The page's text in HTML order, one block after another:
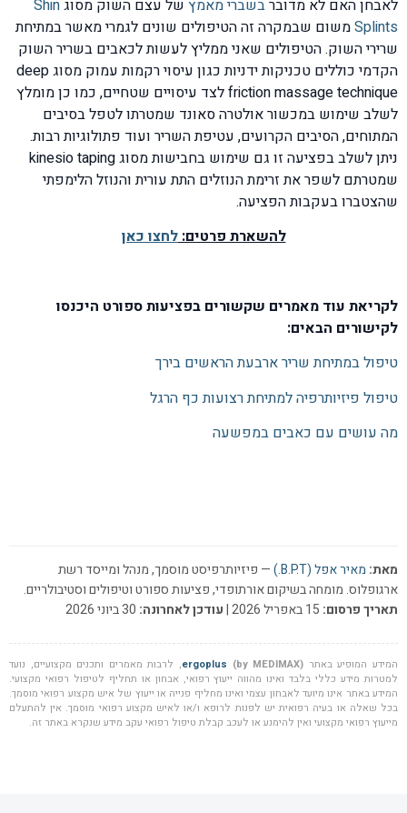
לאבחן האם לא מדוברבשברי מאמץ של עצם השוק מסוגShin
Splintsמשום שבמקרה זה הטיפולים שונים לגמרי מאשר במתיחת
שרירי השוק. הטיפולים שאני ממליץ לעשות לכאבים בשריר השוק
הקדמי כוללים טכניקות ידניות כגון עיסוי רקמות עמוק מסוג deep
friction massage technique לצד עיסויים שטחיים, כמו כן מומלץ
לשלב שימוש במכשור אולטרה סאונד שמטרתו לטפל בסיבים
המתוחים, הסיבים הקרועים, עטיפת השריר ועוד פתולוגיות רבות.
ניתן לשלב בפציעה זו גם שימוש בחבישות מסוג kinesio taping
שמטרתם לשפר את זרימת הנוזלים התת עורית והנוזל הלימפתי
שהצטברו בעקבות הפציעה.
להשארת פרטים:לחצו כאן
לקריאת עוד מאמרים שקשורים בפציעות ספורט היכנסו
לקישורים הבאים:
טיפול במתיחת שריר ארבעת הראשים בירך
טיפול פיזיותרפיה למתיחת רצועות כף הרגל
מה עושים עם כאבים במפשעה
מאת: מאיר אפל (B.P.T.)
— פיזיותרפיסט מוסמך, מנהל ומייסד רשת
ארגופלוס. מומחה בשיקום אורתופדי, פציעות ספורט וטיפולים וסטיבולריים.
תאריך פרסום:
עודכן לאחרונה:
המידע המופיע באתר ergoplus (by MEDIMAX)
, לרבות מאמרים ותכנים מקצועיים, נועד
למטרות מידע כללי בלבד ואינו מהווה ייעוץ רפואי, אבחון או תחליף לטיפול רפואי מקצועי.
המידע באתר אינו מיועד לאבחון עצמי ואינו מחליף פנייה או ייעוץ של איש מקצוע רפואי מוסמך.
בכל שאלה או בעיה רפואית יש לפנות לרופא ו/או לאיש מקצוע רפואי מוסמך. אין להתעלם
מייעוץ רפואי מקצועי ואין להימנע או לעכב קבלת טיפול רפואי עקב מידע שנקרא באתר זה.